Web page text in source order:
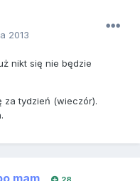
2013
nikt się nie będzie
za tydzień (wieczór).